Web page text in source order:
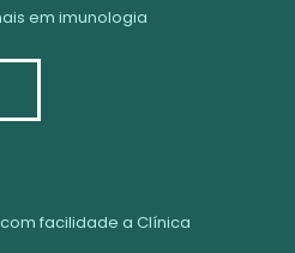
em imunologia
facilidade a Clínica